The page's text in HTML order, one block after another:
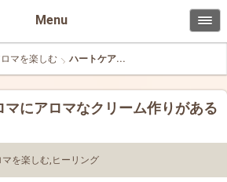
Menu
マを楽しむ ハートケア...
マにアロマなクリーム作りがある
マを楽しむ, ヒーリング